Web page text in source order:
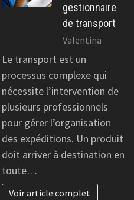
gestionnaire
de transport
Valentina
Le transport est un
processus complexe qui
nécessite l’intervention de
plusieurs professionnels
pour gérer l’organisation
des expéditions. Un produit
doit arriver à destination en
toute…
Voir article complet